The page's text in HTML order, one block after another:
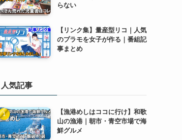
らない
【リンク集】量産型リコ｜人気
のプラモを女子が作る｜番組記
事まとめ
人気記事
【漁港めしはココに行け】和歌
山の漁港｜朝市・青空市場で海
鮮グルメ